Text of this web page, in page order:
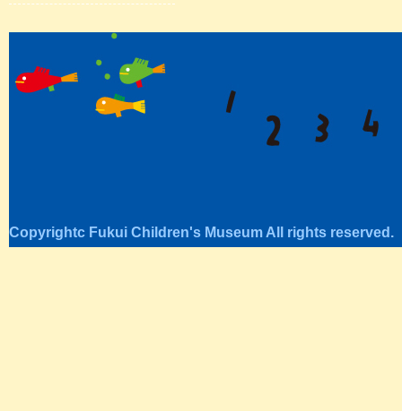
Copyrightc Fukui Children's Museum All rights reserved.